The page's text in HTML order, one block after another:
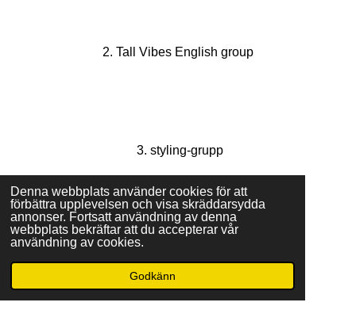
Denna webbplats använder cookies för att
förbättra upplevelsen och visa skräddarsydda
annonser. Fortsatt användning av denna
webbplats bekräftar att du accepterar vår
användning av cookies.
Godkänn
c
2. Tall Vibes English group
c
o
o
k
3. styling-grupp
I
n
t
g
4. Tall Vibes och jag
© 2023 - 2026 www.tallvibes.se